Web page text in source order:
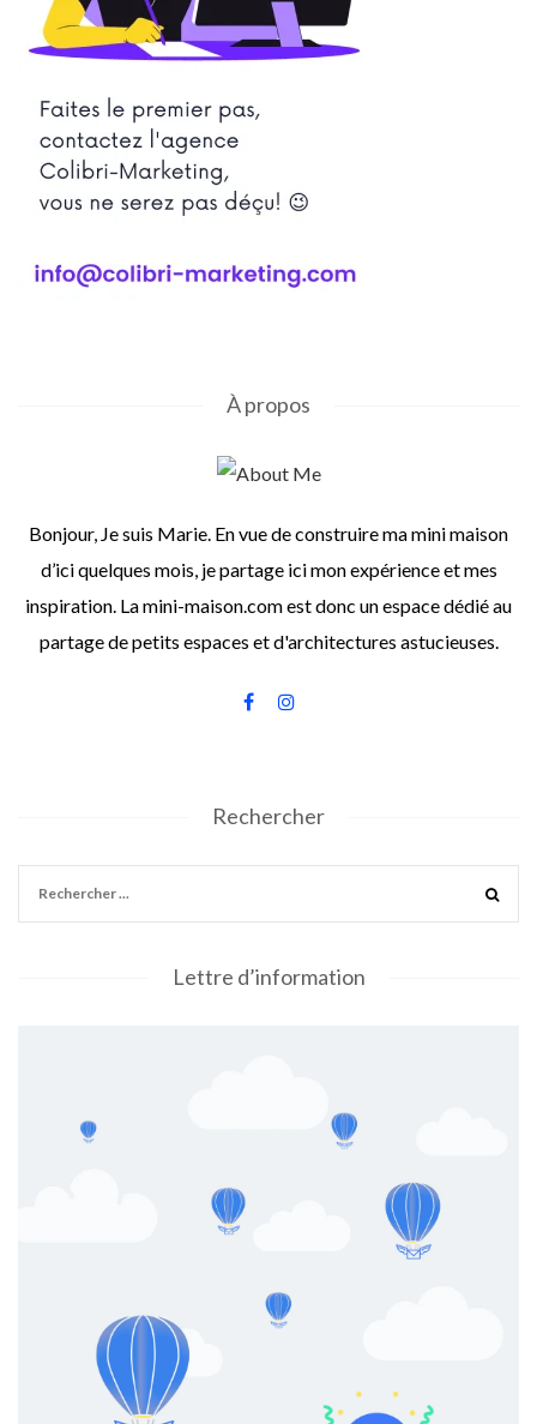
À propos
Bonjour, Je suis Marie. En vue de construire ma mini maison
d’ici quelques mois, je partage ici mon expérience et mes
inspiration. La mini-maison.com est donc un espace dédié au
partage de petits espaces et d'architectures astucieuses.
Rechercher
Lettre d’information